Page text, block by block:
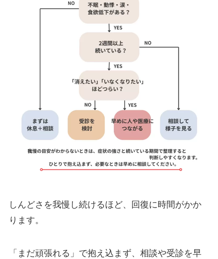
しんどさを我慢し続けるほど、回復に時間がかか
ります。
「まだ頑張れる」で抱え込まず、相談や受診を早